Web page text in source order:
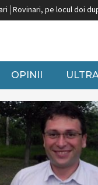
Rovinari, pe locul doi după
OPINII